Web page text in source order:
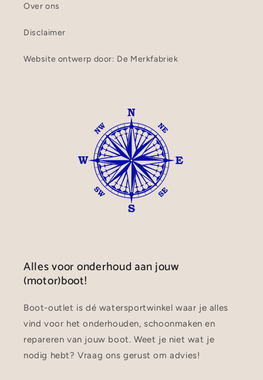
Over ons
Disclaimer
Website ontwerp door: De Merkfabriek
Alles voor onderhoud aan jouw
(motor)boot!
Boot-outlet is dé watersportwinkel waar je alles
vind voor het onderhouden, schoonmaken en
repareren van jouw boot. Weet je niet wat je
nodig hebt? Vraag ons gerust om advies!